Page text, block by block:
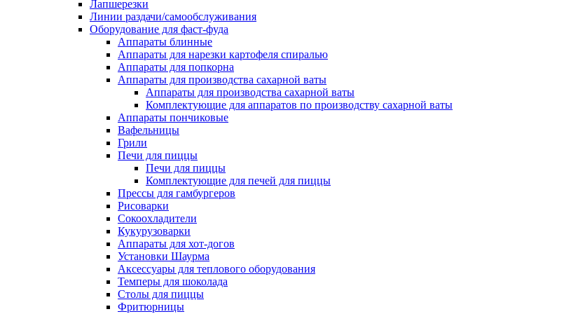
Лапшерезки
Линии раздачи/самообслуживания
Оборудование для фаст-фуда
Аппараты блинные
Аппараты для нарезки картофеля спиралью
Аппараты для попкорна
Аппараты для производства сахарной ваты
Аппараты для производства сахарной ваты
Комплектующие для аппаратов по производству сахарной ваты
Аппараты пончиковые
Вафельницы
Грили
Печи для пиццы
Печи для пиццы
Комплектующие для печей для пиццы
Прессы для гамбургеров
Рисоварки
Сокоохладители
Кукурузоварки
Аппараты для хот-догов
Установки Шаурма
Аксессуары для теплового оборудования
Темперы для шоколада
Столы для пиццы
Фритюрницы